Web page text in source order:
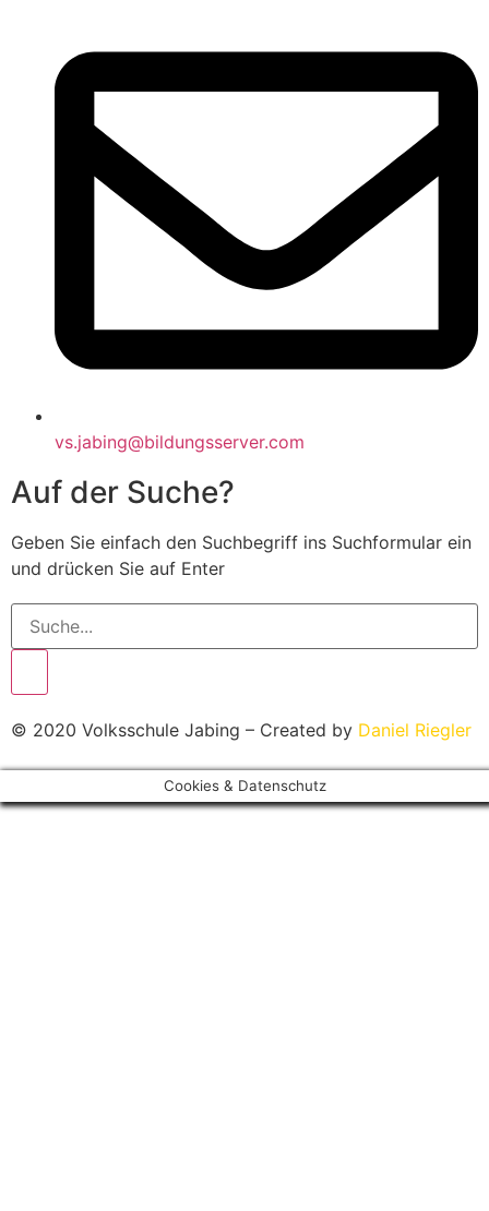
vs.jabing@bildungsserver.com
Auf der Suche?
Geben Sie einfach den Suchbegriff ins Suchformular ein
und drücken Sie auf Enter
© 2020 Volksschule Jabing – Created by Daniel Riegler
Cookies & Datenschutz